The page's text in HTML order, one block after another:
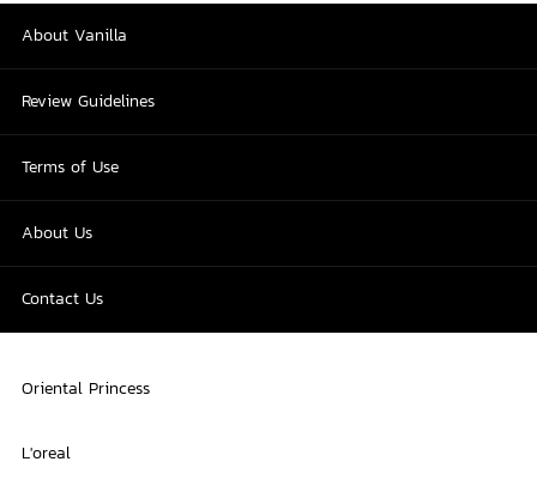
About Vanilla
Review Guidelines
Terms of Use
About Us
Contact Us
Oriental Princess
L'oreal